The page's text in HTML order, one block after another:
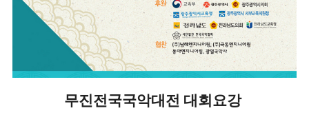
무진전국국악대전 대회요강